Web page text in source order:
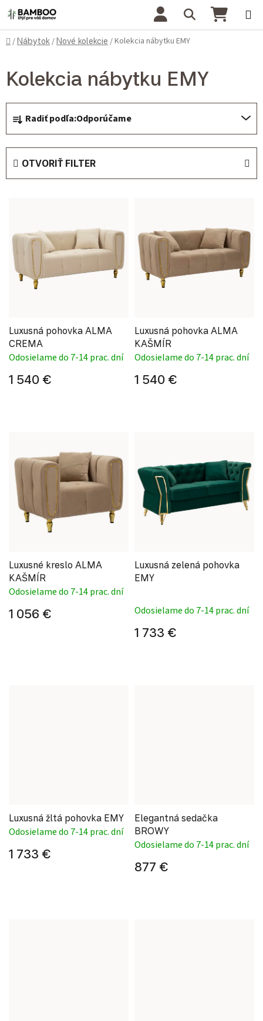
Prejsť na obsah Hľadať
Domov
/Nábytok /Nové kolekcie /Kolekcia nábytku EMY
Kolekcia nábytku EMY
Radiť podľa:Odporúčame
OTVORIŤ FILTER
Luxusná pohovka ALMA
CREMA
Odosielame do 7-14 prac. dní
1 540 €
Luxusná pohovka ALMA
KAŠMÍR
Odosielame do 7-14 prac. dní
1 540 €
Luxusné kreslo ALMA
KAŠMÍR
Odosielame do 7-14 prac. dní
1 056 €
Luxusná zelená pohovka
EMY
Odosielame do 7-14 prac. dní
1 733 €
Luxusná žltá pohovka EMY
Odosielame do 7-14 prac. dní
1 733 €
Elegantná sedačka
BROWY
Odosielame do 7-14 prac. dní
877 €